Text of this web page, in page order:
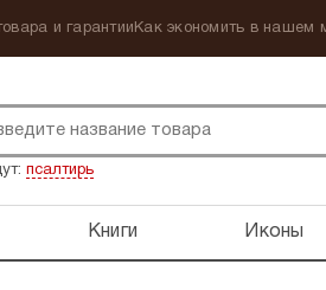
и гарантии Как экономить в нашем
псалтирь
Книги Иконы